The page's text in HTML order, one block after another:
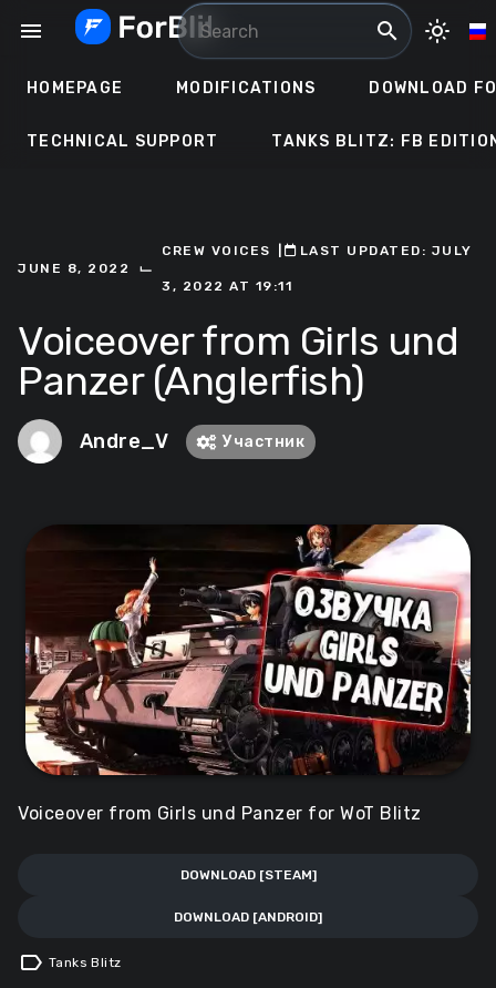
menu search light_mode
HOMEPAGE MODIFICATIONS DOWNLOAD
TECHNICAL SUPPORT TANKS BLITZ: FB
JUNE 8, 2022 ⌙
CREW VOICES ㅤLAST UPDATED: JULY
3, 2022 AT 19:11
Voiceover from Girls und
Panzer (Anglerfish)
Andre_V Участник
Voiceover from Girls und Panzer for WoT Blitz
DOWNLOAD [STEAM]
DOWNLOAD [ANDROID]
label Tanks Blitz